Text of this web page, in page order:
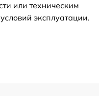
или техническим
эксплуатации.